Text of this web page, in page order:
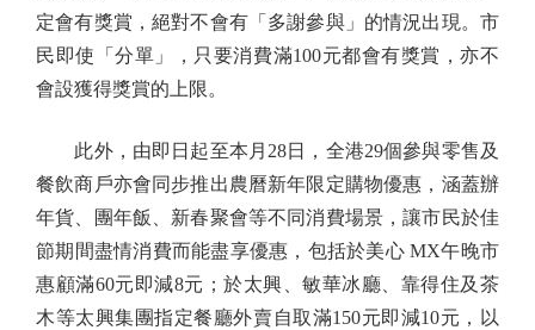
定會有獎賞，絕對不會有「多謝參與」的情況出現。市
民即使「分單」，只要消費滿100元都會有獎賞，亦不
會設獲得獎賞的上限。
此外，由即日起至本月28日，全港29個參與零售及
餐飲商戶亦會同步推出農曆新年限定購物優惠，涵蓋辦
年貨、團年飯、新春聚會等不同消費場景，讓市民於佳
節期間盡情消費而能盡享優惠，包括於美心 MX午晚市
惠顧滿60元即減8元；於太興、敏華冰廳、靠得住及茶
木等太興集團指定餐廳外賣自取滿150元即減10元，以